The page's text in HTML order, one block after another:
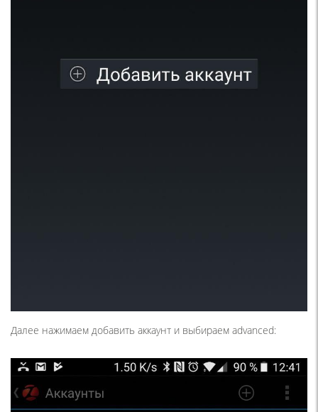
Далее нажимаем добавить аккаунт и выбираем advanced: